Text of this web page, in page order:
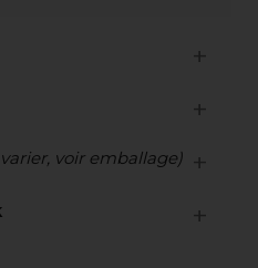
voir emballage)